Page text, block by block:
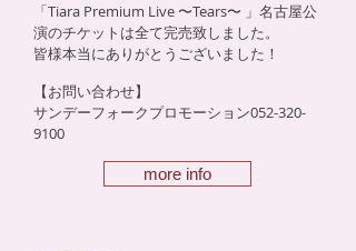
「Tiara Premium Live 〜Tears〜 」名古屋公
演のチケットは全て完売致しました。
皆様本当にありがとうございました！
【お問い合わせ】
サンデーフォークプロモーション052-320-
9100
more info